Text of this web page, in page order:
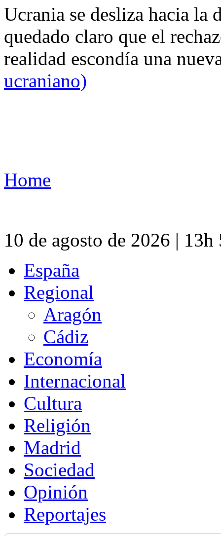
Ucrania se desliza hacia
quedado claro que el
realidad escondía una
ucraniano)
Home
10 de agosto de 2026 |
España
Regional
Aragón
Cádiz
Economía
Internacional
Cultura
Religión
Madrid
Sociedad
Opinión
Reportajes